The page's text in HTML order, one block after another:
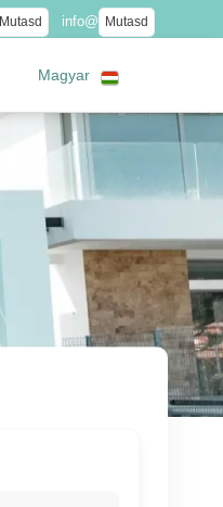
Mutasd info@ Mutasd
Magyar